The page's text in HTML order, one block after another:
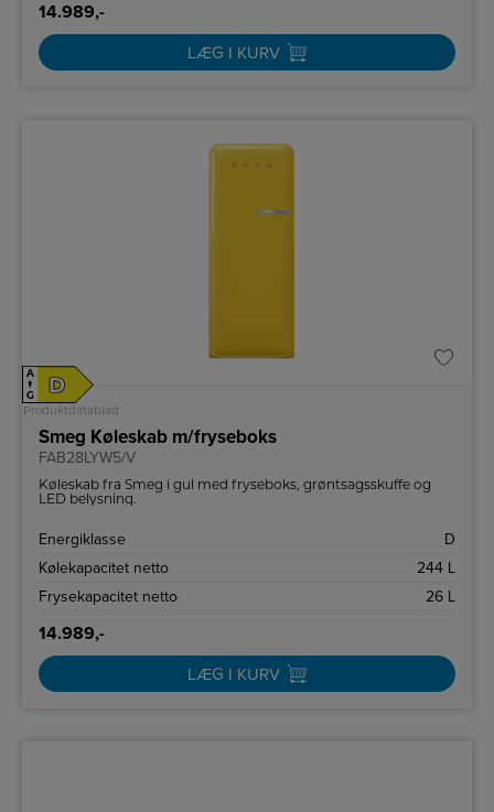
14.989,-
LÆG I KURV
A
↑
G
D
Produktdatablad
Smeg Køleskab m/fryseboks
FAB28LYW5/V
Køleskab fra Smeg i gul med fryseboks, grøntsagsskuffe og
LED belysning.
Energiklasse
D
Kølekapacitet netto
244 L
Frysekapacitet netto
26 L
14.989,-
LÆG I KURV